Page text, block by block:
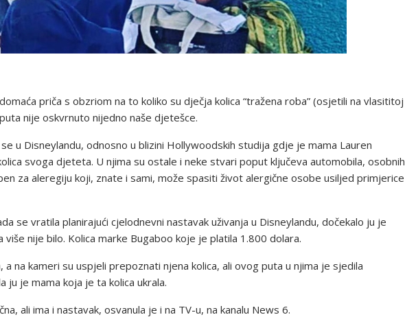
priča s obzriom na to koliko su dječja kolica “tražena roba” (osjetili na vlasititoj
nije oskvrnuto nijedno naše djetešce.
u Disneylandu, odnosno u blizini Hollywoodskih studija gdje je mama Lauren
svoga djeteta. U njima su ostale i neke stvari poput ključeva automobila, osobnih
za aleregiju koji, znate i sami, može spasiti život alergične osobe usiljed primjerice
se vratila planirajući cjelodnevni nastavak uživanja u Disneylandu, dočekalo ju je
više nije bilo. Kolica marke Bugaboo koje je platila 1.800 dolara.
a na kameri su uspjeli prepoznati njena kolica, ali ovog puta u njima je sjedila
ju je mama koja je ta kolica ukrala.
ali ima i nastavak, osvanula je i na TV-u, na kanalu News 6.